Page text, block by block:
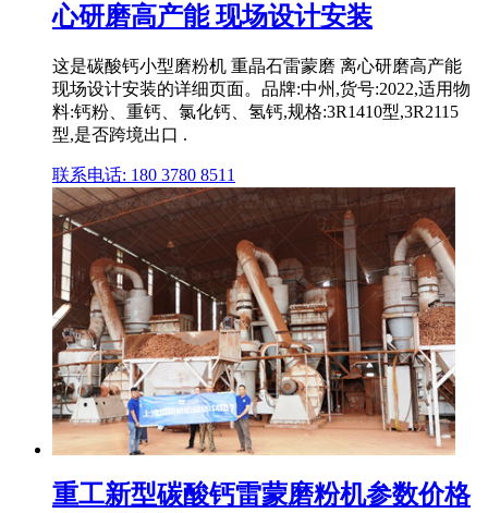
心研磨高产能 现场设计安装
这是碳酸钙小型磨粉机 重晶石雷蒙磨 离心研磨高产能
现场设计安装的详细页面。品牌:中州,货号:2022,适用物
料:钙粉、重钙、氯化钙、氢钙,规格:3R1410型,3R2115
型,是否跨境出口 .
联系电话: 180 3780 8511
重工新型碳酸钙雷蒙磨粉机参数价格